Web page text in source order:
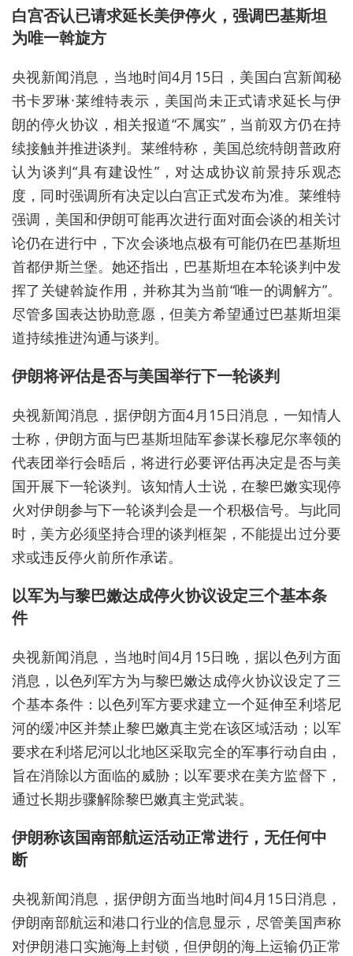
白宫否认已请求延长美伊停火，强调巴基斯坦
为唯一斡旋方
央视新闻消息，当地时间4月15日，美国白宫新闻秘
书卡罗琳·莱维特表示，美国尚未正式请求延长与伊
朗的停火协议，相关报道“不属实”，当前双方仍在持
续接触并推进谈判。莱维特称，美国总统特朗普政府
认为谈判“具有建设性”，对达成协议前景持乐观态
度，同时强调所有决定以白宫正式发布为准。莱维特
强调，美国和伊朗可能再次进行面对面会谈的相关讨
论仍在进行中，下次会谈地点极有可能仍在巴基斯坦
首都伊斯兰堡。她还指出，巴基斯坦在本轮谈判中发
挥了关键斡旋作用，并称其为当前“唯一的调解方”。
尽管多国表达协助意愿，但美方希望通过巴基斯坦渠
道持续推进沟通与谈判。
伊朗将评估是否与美国举行下一轮谈判
央视新闻消息，据伊朗方面4月15日消息，一知情人
士称，伊朗方面与巴基斯坦陆军参谋长穆尼尔率领的
代表团举行会晤后，将进行必要评估再决定是否与美
国开展下一轮谈判。该知情人士说，在黎巴嫩实现停
火对伊朗参与下一轮谈判会是一个积极信号。与此同
时，美方必须坚持合理的谈判框架，不能提出过分要
求或违反停火前所作承诺。
以军为与黎巴嫩达成停火协议设定三个基本条
件
央视新闻消息，当地时间4月15日晚，据以色列方面
消息，以色列军方为与黎巴嫩达成停火协议设定了三
个基本条件：以色列军方要求建立一个延伸至利塔尼
河的缓冲区并禁止黎巴嫩真主党在该区域活动；以军
要求在利塔尼河以北地区采取完全的军事行动自由，
旨在消除以方面临的威胁；以军要求在美方监督下，
通过长期步骤解除黎巴嫩真主党武装。
伊朗称该国南部航运活动正常进行，无任何中
断
央视新闻消息，据伊朗方面当地时间4月15日消息，
伊朗南部航运和港口行业的信息显示，尽管美国声称
对伊朗港口实施海上封锁，但伊朗的海上运输仍正常